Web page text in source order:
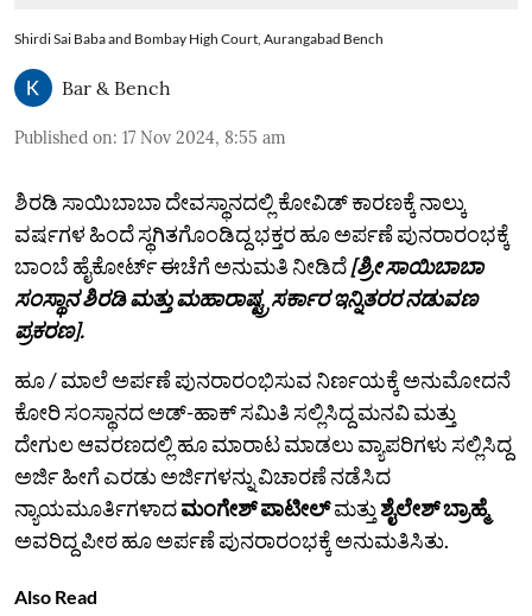
Shirdi Sai Baba and Bombay High Court, Aurangabad Bench
Bar & Bench
Published on: 17 Nov 2024, 8:55 am
ಶಿರಡಿ ಸಾಯಿಬಾಬಾ ದೇವಸ್ಥಾನದಲ್ಲಿ ಕೋವಿಡ್‌ ಕಾರಣಕ್ಕೆ ನಾಲ್ಕು
ವರ್ಷಗಳ ಹಿಂದೆ ಸ್ಥಗಿತಗೊಂಡಿದ್ದ ಭಕ್ತರ ಹೂ ಅರ್ಪಣೆ ಪುನರಾರಂಭಕ್ಕೆ
ಬಾಂಬೆ ಹೈಕೋರ್ಟ್‌ ಈಚೆಗೆ ಅನುಮತಿ ನೀಡಿದೆ[ಶ್ರೀ ಸಾಯಿಬಾಬಾ
ಸಂಸ್ಥಾನ ಶಿರಡಿ ಮತ್ತು ಮಹಾರಾಷ್ಟ್ರ ಸರ್ಕಾರ ಇನ್ನಿತರರ ನಡುವಣ
ಪ್ರಕರಣ].
ಹೂ / ಮಾಲೆ ಅರ್ಪಣೆ ಪುನರಾರಂಭಿಸುವ ನಿರ್ಣಯಕ್ಕೆ ಅನುಮೋದನೆ
ಕೋರಿ ಸಂಸ್ಥಾನದ ಅಡ್‌-ಹಾಕ್‌ ಸಮಿತಿ ಸಲ್ಲಿಸಿದ್ದ ಮನವಿ ಮತ್ತು
ದೇಗುಲ ಆವರಣದಲ್ಲಿ ಹೂ ಮಾರಾಟ ಮಾಡಲು ವ್ಯಾಪರಿಗಳು ಸಲ್ಲಿಸಿದ್ದ
ಅರ್ಜಿ ಹೀಗೆ ಎರಡು ಅರ್ಜಿಗಳನ್ನು ವಿಚಾರಣೆ ನಡೆಸಿದ
ನ್ಯಾಯಮೂರ್ತಿಗಳಾದಮಂಗೇಶ್ ಪಾಟೀಲ್ಮತ್ತು ಶೈಲೇಶ್ ಬ್ರಾಹ್ಮೆ
ಅವರಿದ್ದ ಪೀಠ ಹೂ ಅರ್ಪಣೆ ಪುನರಾರಂಭಕ್ಕೆ ಅನುಮತಿಸಿತು.
Also Read